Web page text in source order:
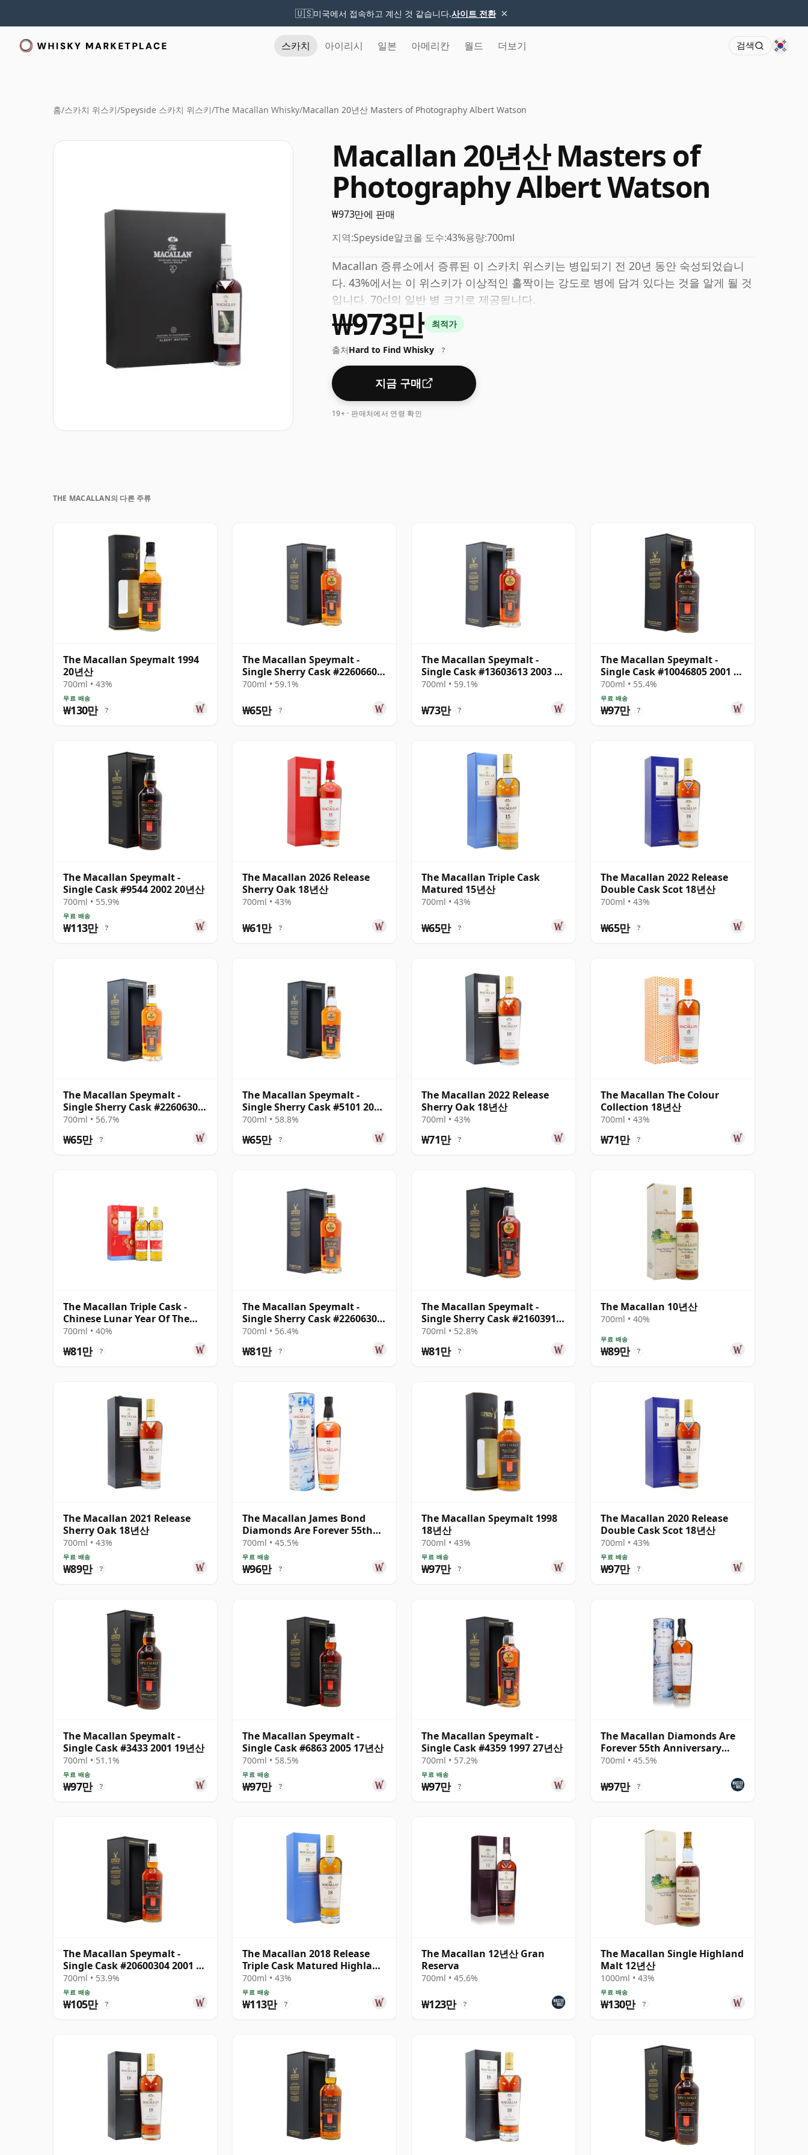
🇺🇸미국에서 접속하고 계신 것 같습니다.사이트 전환 ×
스카치 아이리시 일본 아메리칸 월드 더보기 검색
홈/스카치 위스키/Speyside 스카치 위스키/The Macallan Whisky/Macallan 20년산 Masters of Photography Albert Watson
Macallan 20년산 Masters of
Photography Albert Watson
₩973만에 판매
지역:Speyside알코올 도수:43%용량:700ml
Macallan 증류소에서 증류된 이 스카치 위스키는 병입되기 전 20년 동안 숙성되었습니
다. 43%에서는 이 위스키가 이상적인 홀짝이는 강도로 병에 담겨 있다는 것을 알게 될 것
입니다. 70cl의 일반 병 크기로 제공됩니다.
₩973만 최적가
출처Hard to Find Whisky ?
지금 구매
19+ · 판매처에서 연령 확인
THE MACALLAN의 다른 주류
The Macallan Speymalt 1994
20년산
700ml • 43%
무료 배송
₩130만 ?
The Macallan Speymalt -
Single Sherry Cask #22606604
2004 20년산
700ml • 59.1%
₩65만 ?
The Macallan Speymalt -
Single Cask #13603613 2003 20
년산
700ml • 59.1%
₩73만 ?
The Macallan Speymalt -
Single Cask #10046805 2001 20
년산
700ml • 55.4%
무료 배송
₩97만 ?
The Macallan Speymalt -
Single Cask #9544 2002 20년산
700ml • 55.9%
무료 배송
₩113만 ?
The Macallan 2026 Release
Sherry Oak 18년산
700ml • 43%
₩61만 ?
The Macallan Triple Cask
Matured 15년산
700ml • 43%
₩65만 ?
The Macallan 2022 Release
Double Cask Scot 18년산
700ml • 43%
₩65만 ?
The Macallan Speymalt -
Single Sherry Cask #22606308
2005 19년산
700ml • 56.7%
₩65만 ?
The Macallan Speymalt -
Single Sherry Cask #5101 2001
23년산
700ml • 58.8%
₩65만 ?
The Macallan 2022 Release
Sherry Oak 18년산
700ml • 43%
₩71만 ?
The Macallan The Colour
Collection 18년산
700ml • 43%
₩71만 ?
The Macallan Triple Cask -
Chinese Lunar Year Of The
Rat 2020 T 12년산
700ml • 40%
₩81만 ?
The Macallan Speymalt -
Single Sherry Cask #22606304
2005 19년산
700ml • 56.4%
₩81만 ?
The Macallan Speymalt -
Single Sherry Cask #21603913
1998 26년산
700ml • 52.8%
₩81만 ?
The Macallan 10년산
700ml • 40%
무료 배송
₩89만 ?
The Macallan 2021 Release
Sherry Oak 18년산
700ml • 43%
무료 배송
₩89만 ?
The Macallan James Bond
Diamonds Are Forever 55th
Anniversary R 2007 18년산
700ml • 45.5%
무료 배송
₩96만 ?
The Macallan Speymalt 1998
18년산
700ml • 43%
무료 배송
₩97만 ?
The Macallan 2020 Release
Double Cask Scot 18년산
700ml • 43%
무료 배송
₩97만 ?
The Macallan Speymalt -
Single Cask #3433 2001 19년산
700ml • 51.1%
무료 배송
₩97만 ?
The Macallan Speymalt -
Single Cask #6863 2005 17년산
700ml • 58.5%
무료 배송
₩97만 ?
The Macallan Speymalt -
Single Cask #4359 1997 27년산
700ml • 57.2%
무료 배송
₩97만 ?
The Macallan Diamonds Are
Forever 55th Anniversary
Release
700ml • 45.5%
₩97만 ?
The Macallan Speymalt -
Single Cask #20600304 2001 22
년산
700ml • 53.9%
무료 배송
₩105만 ?
The Macallan 2018 Release
Triple Cask Matured Highland
Single M 18년산
700ml • 43%
무료 배송
₩113만 ?
The Macallan 12년산 Gran
Reserva
700ml • 45.6%
₩123만 ?
The Macallan Single Highland
Malt 12년산
1000ml • 43%
무료 배송
₩130만 ?